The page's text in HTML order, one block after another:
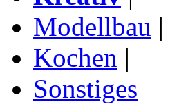
Modellbau |
Kochen |
Sonstiges